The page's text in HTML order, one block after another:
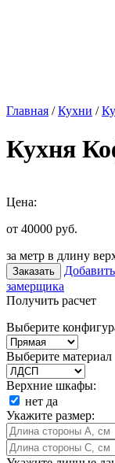
Главная /Кухни /
Кухня
Цена:
от 40000 руб.
за метр в длину
Заказать
замерщика
Получить расчет
Выберите
Выберите материал
Верхние шкафы:
нет да
Укажите размер: